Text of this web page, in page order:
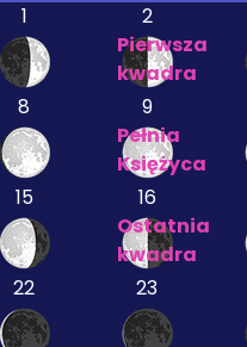
1
2
Pierwsza
kwadra
8
9
Pełnia
Księżyca
15
16
Ostatnia
kwadra
22 23